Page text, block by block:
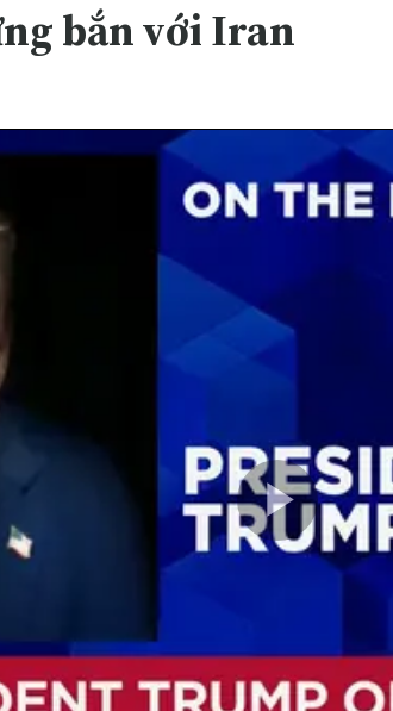
bắn với Iran
Play